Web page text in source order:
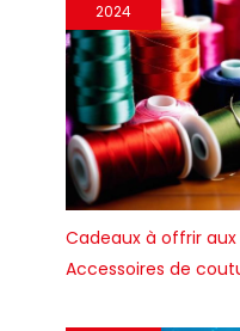
2024
Cadeaux à offrir
Accessoires de